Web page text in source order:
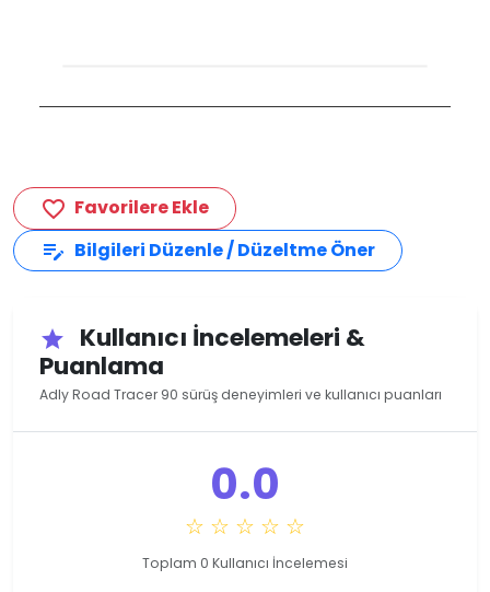
favorite_border Favorilere Ekle
edit_note Bilgileri Düzenle / Düzeltme Öner
star
Kullanıcı İncelemeleri &
Puanlama
Adly Road Tracer 90 sürüş deneyimleri ve kullanıcı puanları
0.0
☆ ☆ ☆ ☆ ☆
Toplam 0 Kullanıcı İncelemesi